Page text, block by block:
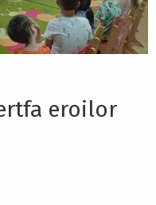
eroilor